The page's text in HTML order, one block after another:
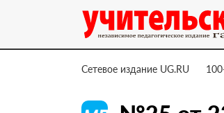
Сетевое издание UG.RU